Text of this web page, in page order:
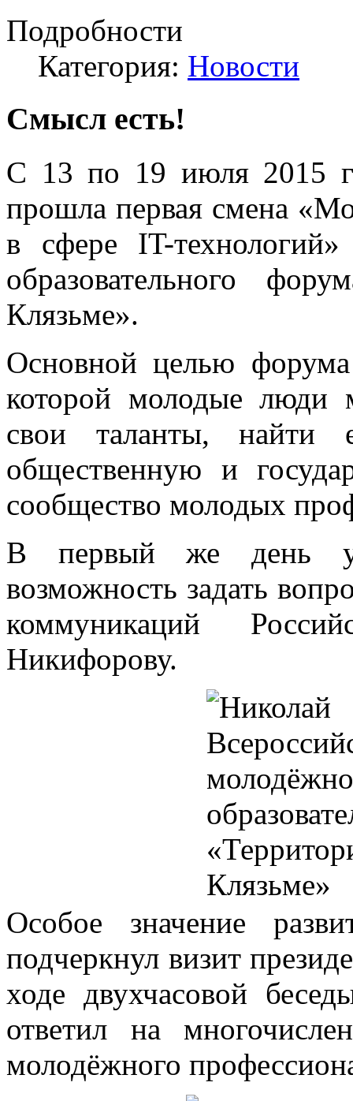
Подробности
Категория: Новости
Смысл есть!
С 13 по 19 июля 2015
прошла первая смена
в сфере IT-технологий»
образовательного
Клязьме».
Основной целью
которой молодые люди
свои таланты, найти
общественную и
сообщество молодых
В первый же день
возможность задать
коммуникаций
Никифорову.
Особое значение
подчеркнул визит
ходе двухчасовой
ответил на
молодёжного